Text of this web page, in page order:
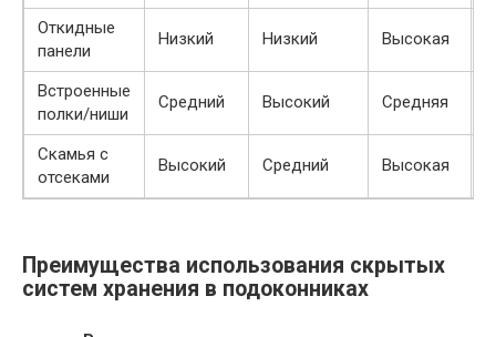
Откидные
панели
Низкий Низкий Высокая
Встроенные
полки/ниши
Средний Высокий Средняя
Скамья с
отсеками
Высокий Средний Высокая
Преимущества использования скрытых
систем хранения в подоконниках